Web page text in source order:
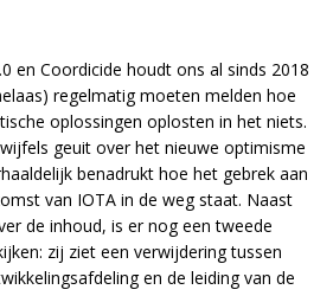
en Coordicide houdt ons al sinds 2018
regelmatig moeten melden hoe
oplossingen oplosten in het niets.
geuit over het nieuwe optimisme
benadrukt hoe het gebrek aan
van IOTA in de weg staat. Naast
de inhoud, is er nog een tweede
zij ziet een verwijdering tussen
en de leiding van de